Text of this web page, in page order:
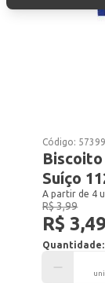
Código: 57399
Suíço
A partir de 4
R$ 3,99
R$
Quantidade: